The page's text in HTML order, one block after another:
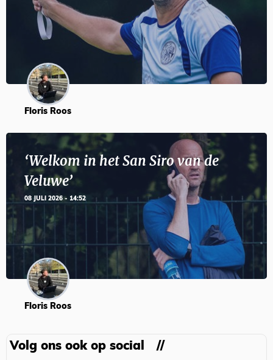
Floris Roos
‘Welkom in het San Siro van de
Veluwe’
08 JULI 2026 - 14:52
Floris Roos
Volg ons ook op social